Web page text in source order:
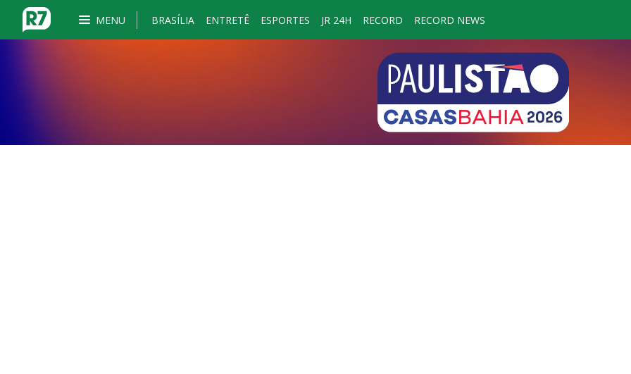
MENU BRASÍLIA ENTRETÊ ESPORTES JR 24H RECORD RECORD NEWS